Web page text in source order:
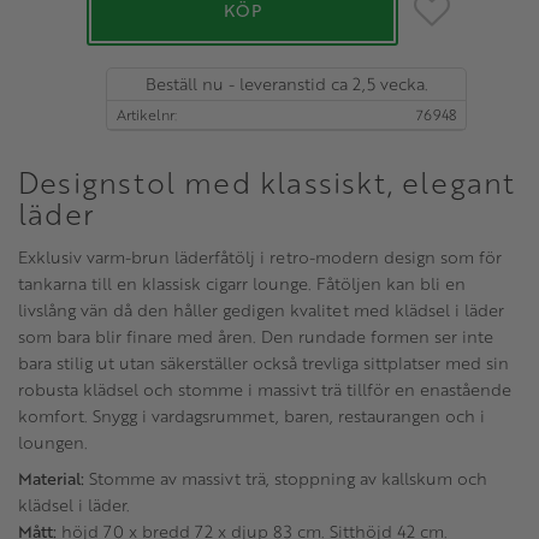
KÖP
Beställ nu - leveranstid ca 2,5 vecka.
Artikelnr 76948
Designstol med klassiskt, elegant
läder
Exklusiv varm-brun läderfåtölj i retro-modern design som för
tankarna till en klassisk cigarr lounge. Fåtöljen kan bli en
livslång vän då den håller gedigen kvalitet med klädsel i läder
som bara blir finare med åren. Den rundade formen ser inte
bara stilig ut utan säkerställer också trevliga sittplatser med sin
robusta klädsel och stomme i massivt trä tillför en enastående
komfort. Snygg i vardagsrummet, baren, restaurangen och i
loungen.
Material: Stomme av massivt trä, stoppning av kallskum och
klädsel i läder.
Mått: höjd 70 x bredd 72 x djup 83 cm. Sitthöjd 42 cm.